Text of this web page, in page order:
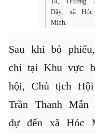
Dậy, xã
Minh.
Sau khi bỏ
chí tại Khu vực
hội, Chủ tịch
Trần Thanh
dự đến xã Hóc